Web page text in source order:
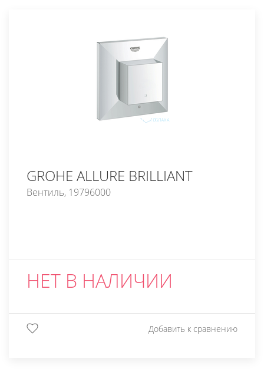
GROHE ALLURE BRILLIANT
Вентиль, 19796000
НЕТ В НАЛИЧИИ
Добавить к сравнению